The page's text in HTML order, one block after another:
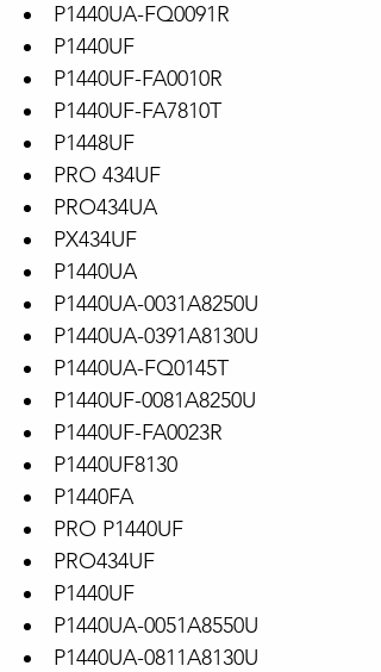
P1440UA-FQ0091R
P1440UF
P1440UF-FA0010R
P1440UF-FA7810T
P1448UF
PRO 434UF
PRO434UA
PX434UF
P1440UA
P1440UA-0031A8250U
P1440UA-0391A8130U
P1440UA-FQ0145T
P1440UF-0081A8250U
P1440UF-FA0023R
P1440UF8130
P1440FA
PRO P1440UF
PRO434UF
P1440UF
P1440UA-0051A8550U
P1440UA-0811A8130U